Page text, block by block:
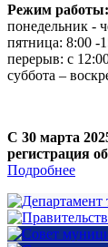
Режим работы:
понедельник -
пятница: 8:00 -
перерыв: с
суббота –
С 30 марта
регистрация
Подробнее